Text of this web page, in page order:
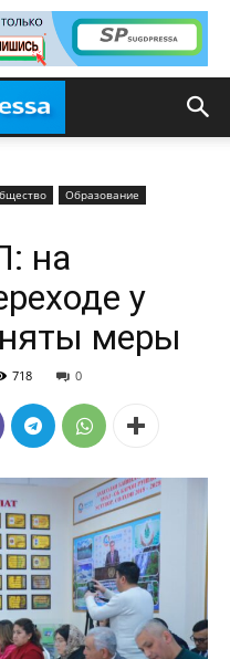
Образование
на
у
меры
718 0